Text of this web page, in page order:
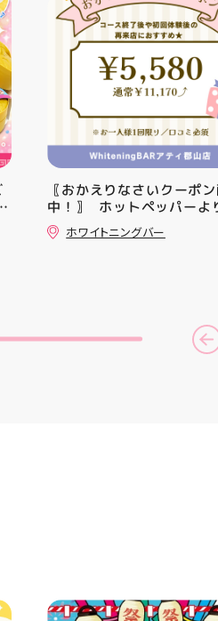
を向上させました！
☆ASICSGRIPを前足部に
し、グリップ力を向上させ
た！ ☆市場トレンドの反発
クッション性を表したデザ
と優れた通気性を兼ね備
「エンジニアードウーブン
パー」を搭載しました！
距離をカジュアルに走り
や仕事履き、夏のお出か
距離歩く方向けのクッショ
ューズになっています 人
ニングシューズの最新作に
ます！ ・ 気になる方は是
〖おかえりなさいクーポ
中！〗 ⁡ ホットペッパーよ
常￥11,170······▸ ￥
のお得なクーポン配信中
ご予約、ご来店お待ちし
ます️ #ホワイトニンク #
ホワイトニングバー